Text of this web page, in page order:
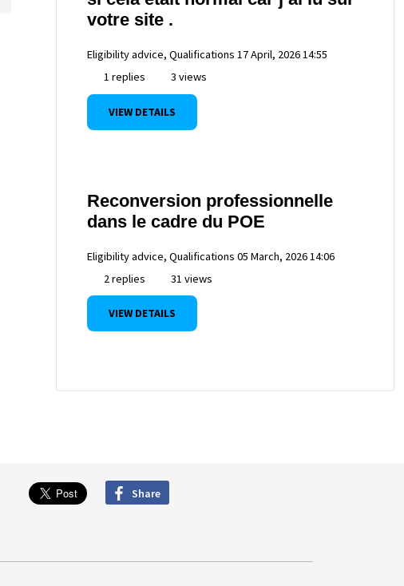
votre site .
Eligibility advice, Qualifications 17 April, 2026 14:55
1 replies
3 views
VIEW DETAILS
Reconversion professionnelle
dans le cadre du POE
Eligibility advice, Qualifications 05 March, 2026 14:06
2 replies
31 views
VIEW DETAILS
Share